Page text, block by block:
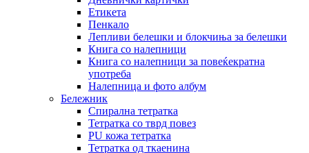
Етикета
Пенкало
Лепливи белешки и блокчиња за белешки
Книга со налепници
Книга со налепници за повеќекратна
употреба
Налепница и фото албум
Бележник
Спирална тетратка
Тетратка со тврд повез
PU кожа тетратка
Тетратка од ткаенина